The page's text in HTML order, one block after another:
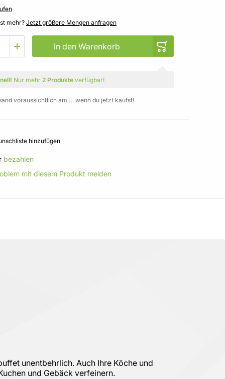
mehr?Jetzt größere Mengen anfragen
In den Warenkorb
Nur mehr 2 Produkte verfügbar!
voraussichtlich am … wenn du jetzt kaufst!
hinzufügen
bezahlen
mit diesem Produkt melden
unentbehrlich. Auch Ihre Köche und
und Gebäck verfeinern.